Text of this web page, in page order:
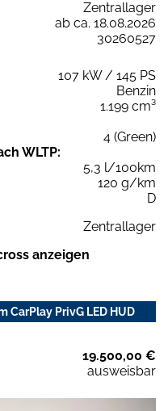
Zentrallager
ab ca. 18.08.2026
30260527
107 kW / 145 PS
Benzin
1.199 cm³
4 (Green)
WLTP:
5,3 l/100km
120 g/km
D
Zentrallager
anzeigen
CarPlay PrivG LED HUD
19.500,00 €
ausweisbar